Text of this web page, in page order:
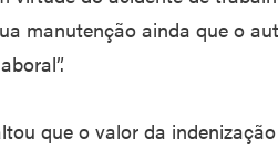
manutenção ainda que o
que o valor da